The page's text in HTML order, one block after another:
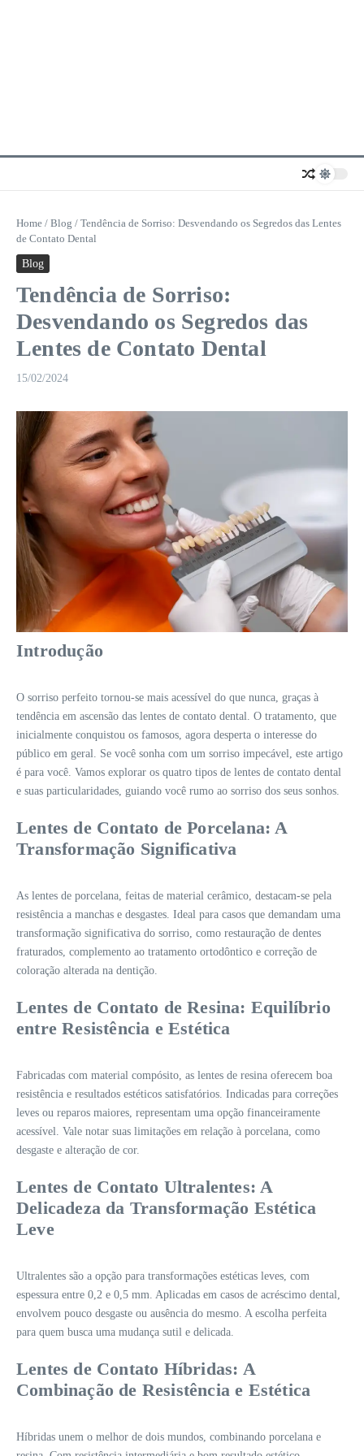
Home / Blog / Tendência de Sorriso: Desvendando os Segredos das Lentes
de Contato Dental
Blog
Tendência de Sorriso:
Desvendando os Segredos das
Lentes de Contato Dental
15/02/2024
Introdução
O sorriso perfeito tornou-se mais acessível do que nunca, graças à
tendência em ascensão das lentes de contato dental. O tratamento, que
inicialmente conquistou os famosos, agora desperta o interesse do
público em geral. Se você sonha com um sorriso impecável, este artigo
é para você. Vamos explorar os quatro tipos de lentes de contato dental
e suas particularidades, guiando você rumo ao sorriso dos seus sonhos.
Lentes de Contato de Porcelana: A
Transformação Significativa
As lentes de porcelana, feitas de material cerâmico, destacam-se pela
resistência a manchas e desgastes. Ideal para casos que demandam uma
transformação significativa do sorriso, como restauração de dentes
fraturados, complemento ao tratamento ortodôntico e correção de
coloração alterada na dentição.
Lentes de Contato de Resina: Equilíbrio
entre Resistência e Estética
Fabricadas com material compósito, as lentes de resina oferecem boa
resistência e resultados estéticos satisfatórios. Indicadas para correções
leves ou reparos maiores, representam uma opção financeiramente
acessível. Vale notar suas limitações em relação à porcelana, como
desgaste e alteração de cor.
Lentes de Contato Ultralentes: A
Delicadeza da Transformação Estética
Leve
Ultralentes são a opção para transformações estéticas leves, com
espessura entre 0,2 e 0,5 mm. Aplicadas em casos de acréscimo dental,
envolvem pouco desgaste ou ausência do mesmo. A escolha perfeita
para quem busca uma mudança sutil e delicada.
Lentes de Contato Híbridas: A
Combinação de Resistência e Estética
Híbridas unem o melhor de dois mundos, combinando porcelana e